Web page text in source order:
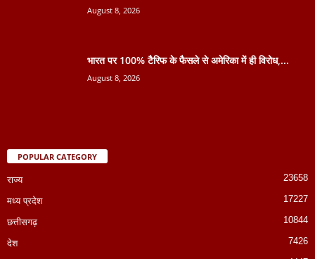
August 8, 2026
भारत पर 100% टैरिफ के फैसले से अमेरिका में ही विरोध,...
August 8, 2026
POPULAR CATEGORY
राज्य 23658
मध्य प्रदेश 17227
छत्तीसगढ़ 10844
देश 7426